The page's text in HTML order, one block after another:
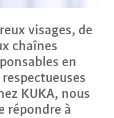
visages, de
chaînes
en
KUKA, nous
répondre à